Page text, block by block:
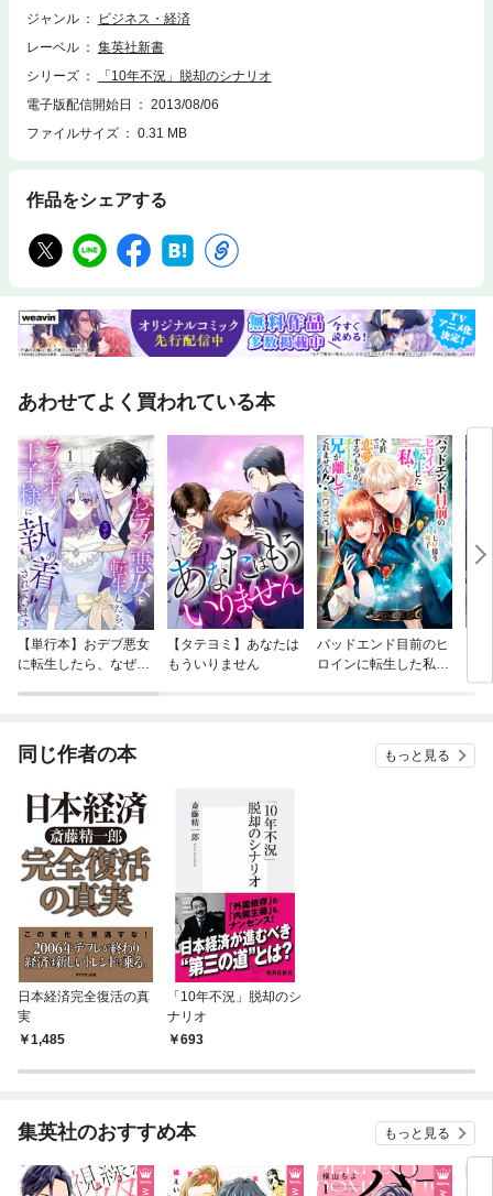
ジャンル
ビジネス・経済
レーベル
集英社新書
シリーズ
「10年不況」脱却のシナリオ
電子版配信開始日
2013/08/06
ファイルサイズ
0.31 MB
作品をシェアする
あわせてよく買われている本
【単行本】おデブ悪女
に転生したら、なぜか
【タテヨミ】あなたは
もういりません
バッドエンド目前のヒ
ロインに転生した私、
同じ作者の本 もっと見る
日本経済完全復活の真
実
1,485
「10年不況」脱却のシ
ナリオ
693
集英社のおすすめ本 もっと見る